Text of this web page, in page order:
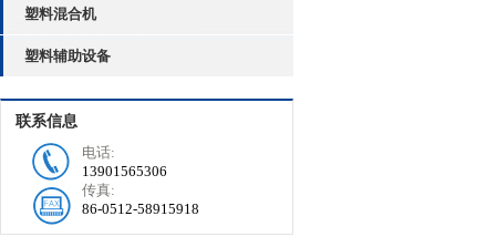
塑料混合机
塑料辅助设备
联系信息
电话:
13901565306
传真:
86-0512-58915918